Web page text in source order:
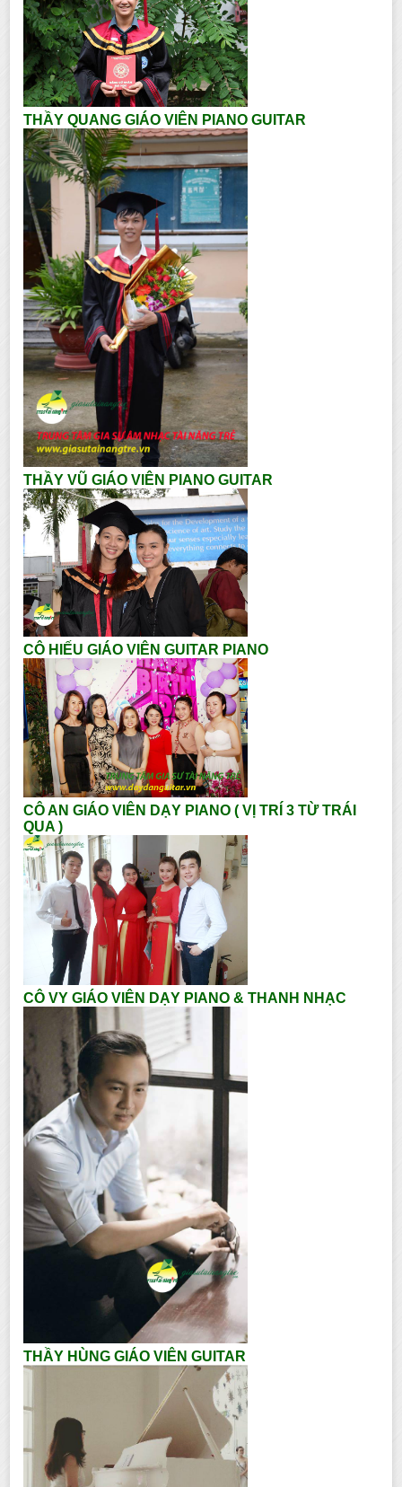
THẦY QUANG GIÁO VIÊN PIANO GUITAR
THẦY VŨ GIÁO VIÊN PIANO GUITAR
CÔ HIẾU GIÁO VIÊN GUITAR PIANO
CÔ AN GIÁO VIÊN DẠY PIANO ( VỊ TRÍ 3 TỪ TRÁI
QUA )
CÔ VY GIÁO VIÊN DẠY PIANO & THANH NHẠC
THẦY HÙNG GIÁO VIÊN GUITAR